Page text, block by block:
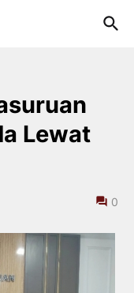
Lewat
0